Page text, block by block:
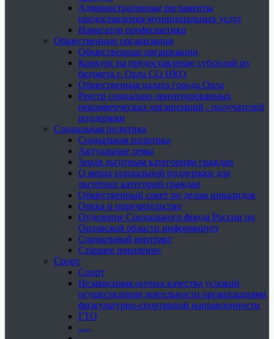
Административные регламенты
предоставления муниципальных услуг
Навигатор профилактики
Общественные организации
Общественные организации
Конкурс на предоставление субсидий из
бюджета г. Орла СО НКО
Общественная палата города Орла
Реестр социально ориентированных
некоммерческих организаций - получателей
поддержки
Социальная политика
Социальная политика
Актуальные темы
Земля льготным категориям граждан
О мерах социальной поддержки для
льготных категорий граждан
Общественный совет по делам инвалидов
Опека и попечительство
Отделение Социального фонда России по
Орловской области информирует
Социальный контракт
Старшее поколение
Спорт
Спорт
Независимая оценка качества условий
осуществления деятельности организациями
физкультурно-спортивной направленности
ГТО
.....